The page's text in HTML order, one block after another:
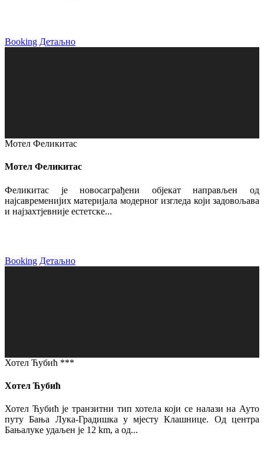
Booking Детаљно
Мотел Феликитас
Мотел Феликитас
Феликитас је новосаграђени објекат направљен од
најсавременијих материјала модерног изгледа који задовољава
и најзахтјевније естетске...
Booking Детаљно
Хотел Ћубић ***
Хотел Ћубић
Хотел Ћубић је транзитни тип хотела који се налази на Ауто
путу Бања Лука-Градишка у мјесту Клашнице. Од центра
Бањалуке удаљен је 12 km, а од...